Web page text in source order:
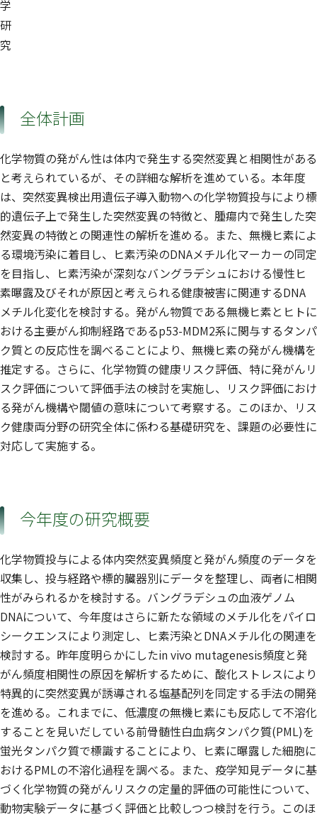
学
研
究
全体計画
化学物質の発がん性は体内で発生する突然変異と相関性がある
と考えられているが、その詳細な解析を進めている。本年度
は、突然変異検出用遺伝子導入動物への化学物質投与により標
的遺伝子上で発生した突然変異の特徴と、腫瘍内で発生した突
然変異の特徴との関連性の解析を進める。また、無機ヒ素によ
る環境汚染に着目し、ヒ素汚染のDNAメチル化マーカーの同定
を目指し、ヒ素汚染が深刻なバングラデシュにおける慢性ヒ
素曝露及びそれが原因と考えられる健康被害に関連するDNA
メチル化変化を検討する。発がん物質である無機ヒ素とヒトに
おける主要がん抑制経路であるp53-MDM2系に関与するタンパ
ク質との反応性を調べることにより、無機ヒ素の発がん機構を
推定する。さらに、化学物質の健康リスク評価、特に発がんリ
スク評価について評価手法の検討を実施し、リスク評価におけ
る発がん機構や閾値の意味について考察する。このほか、リス
ク健康両分野の研究全体に係わる基礎研究を、課題の必要性に
対応して実施する。
今年度の研究概要
化学物質投与による体内突然変異頻度と発がん頻度のデータを
収集し、投与経路や標的臓器別にデータを整理し、両者に相関
性がみられるかを検討する。バングラデシュの血液ゲノム
DNAについて、今年度はさらに新たな領域のメチル化をパイロ
シークエンスにより測定し、ヒ素汚染とDNAメチル化の関連を
検討する。昨年度明らかにしたin vivo mutagenesis頻度と発
がん頻度相関性の原因を解析するために、酸化ストレスにより
特異的に突然変異が誘導される塩基配列を同定する手法の開発
を進める。これまでに、低濃度の無機ヒ素にも反応して不溶化
することを見いだしている前骨髄性白血病タンパク質(PML)を
蛍光タンパク質で標識することにより、ヒ素に曝露した細胞に
おけるPMLの不溶化過程を調べる。また、疫学知見データに基
づく化学物質の発がんリスクの定量的評価の可能性について、
動物実験データに基づく評価と比較しつつ検討を行う。このほ